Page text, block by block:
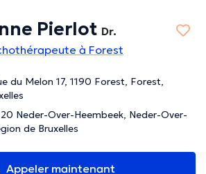
Pierlot Dr.
à Forest
du Melon 17, 1190 Forest, Forest,
Neder-Over-Heembeek, Neder-Over-
de Bruxelles
Appeler maintenant